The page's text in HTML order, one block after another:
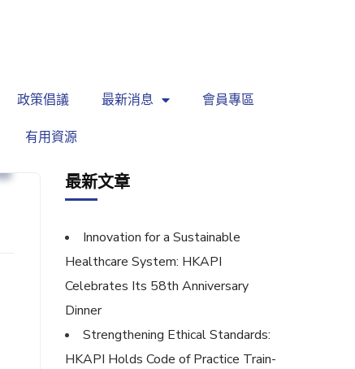
政策倡議 最新消息 會員專區
有用資源
最新文章
Innovation for a Sustainable
Healthcare System: HKAPI
Celebrates Its 58th Anniversary
Dinner
Strengthening Ethical Standards:
HKAPI Holds Code of Practice Train-